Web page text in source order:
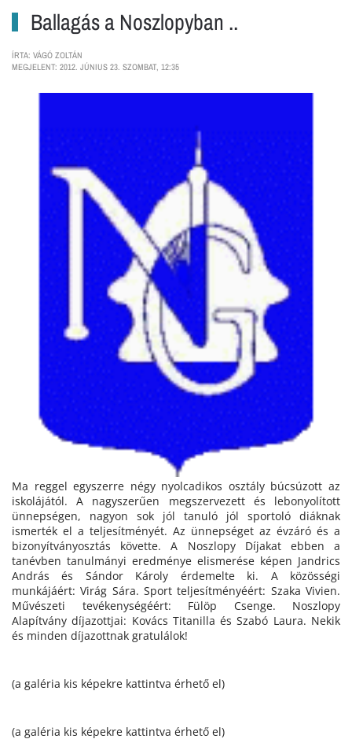
Ballagás a Noszlopyban ..
ÍRTA: VÁGÓ ZOLTÁN
MEGJELENT: 2012. JÚNIUS 23. SZOMBAT, 12:35
Ma reggel egyszerre négy nyolcadikos osztály búcsúzott az
iskolájától. A nagyszerűen megszervezett és lebonyolított
ünnepségen, nagyon sok jól tanuló jól sportoló diáknak
ismerték el a teljesítményét. Az ünnepséget az évzáró és a
bizonyítványosztás követte. A Noszlopy Díjakat ebben a
tanévben tanulmányi eredménye elismerése képen Jandrics
András és Sándor Károly érdemelte ki. A közösségi
munkájáért: Virág Sára. Sport teljesítményéért: Szaka Vivien.
Művészeti tevékenységéért: Fülöp Csenge. Noszlopy
Alapítvány díjazottjai: Kovács Titanilla és Szabó Laura. Nekik
és minden díjazottnak gratulálok!
(a galéria kis képekre kattintva érhető el)
(a galéria kis képekre kattintva érhető el)